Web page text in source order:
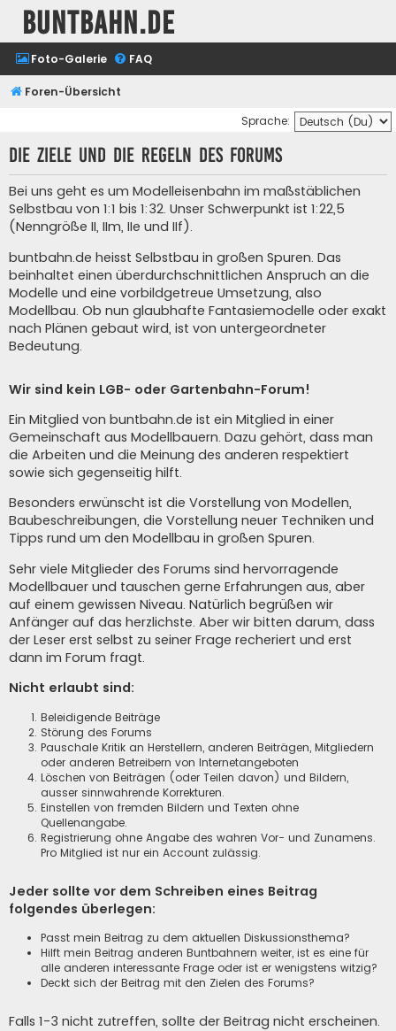
buntbahn.de
Foto-Galerie FAQ
Foren-Übersicht
Sprache:
Die Ziele und die Regeln des Forums
Bei uns geht es um Modelleisenbahn im maßstäblichen
Selbstbau von 1:1 bis 1:32. Unser Schwerpunkt ist 1:22,5
(Nenngröße II, IIm, IIe und IIf).
buntbahn.de heisst Selbstbau in großen Spuren. Das
beinhaltet einen überdurchschnittlichen Anspruch an die
Modelle und eine vorbildgetreue Umsetzung, also
Modellbau. Ob nun glaubhafte Fantasiemodelle oder exakt
nach Plänen gebaut wird, ist von untergeordneter
Bedeutung.
Wir sind kein LGB- oder Gartenbahn-Forum!
Ein Mitglied von buntbahn.de ist ein Mitglied in einer
Gemeinschaft aus Modellbauern. Dazu gehört, dass man
die Arbeiten und die Meinung des anderen respektiert
sowie sich gegenseitig hilft.
Besonders erwünscht ist die Vorstellung von Modellen,
Baubeschreibungen, die Vorstellung neuer Techniken und
Tipps rund um den Modellbau in großen Spuren.
Sehr viele Mitglieder des Forums sind hervorragende
Modellbauer und tauschen gerne Erfahrungen aus, aber
auf einem gewissen Niveau. Natürlich begrüßen wir
Anfänger auf das herzlichste. Aber wir bitten darum, dass
der Leser erst selbst zu seiner Frage recheriert und erst
dann im Forum fragt.
Nicht erlaubt sind:
Beleidigende Beiträge
Störung des Forums
Pauschale Kritik an Herstellern, anderen Beiträgen, Mitgliedern
oder anderen Betreibern von Internetangeboten
Löschen von Beiträgen (oder Teilen davon) und Bildern,
ausser sinnwahrende Korrekturen.
Einstellen von fremden Bildern und Texten ohne
Quellenangabe.
Registrierung ohne Angabe des wahren Vor- und Zunamens.
Pro Mitglied ist nur ein Account zulässig.
Jeder sollte vor dem Schreiben eines Beitrag
folgendes überlegen:
Passt mein Beitrag zu dem aktuellen Diskussionsthema?
Hilft mein Beitrag anderen Buntbahnern weiter, ist es eine für
alle anderen interessante Frage oder ist er wenigstens witzig?
Deckt sich der Beitrag mit den Zielen des Forums?
Falls 1-3 nicht zutreffen, sollte der Beitrag nicht erscheinen.